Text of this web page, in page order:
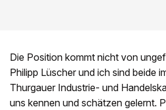
Die Position kommt nicht von
Philipp Lüscher und ich sind beide
Thurgauer Industrie- und
uns kennen und schätzen gelernt.